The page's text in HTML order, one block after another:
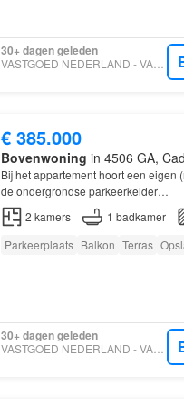
30+ dagen geleden
VASTGOED NEDERLAND - VAN AKKER MAKELAARS
€ 385.000
Bovenwoning in 4506 GA,
Bij het appartement hoort een eigen
de ondergrondse parkeerkelder…
2 kamers 1 badkamer
Parkeerplaats Balkon Terras
30+ dagen geleden
VASTGOED NEDERLAND - VAN AKKER MAKELAARS